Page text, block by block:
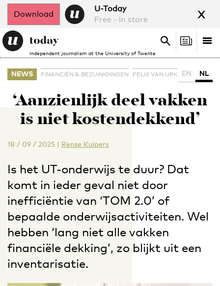
Download
U-Today
Free - in store
x
Independent journalism at the University of Twente
Search
Search
NEWS FINANCIËN & BEZUINIGINGEN FELIX VAN URK EN NL
‘Aanzienlijk deel vakken
is niet kostendekkend’
18 / 09 / 2025 | Rense Kuipers
Is het UT-onderwijs te duur? Dat
komt in ieder geval niet door
inefficiëntie van ‘TOM 2.0’ of
bepaalde onderwijsactiviteiten. Wel
hebben ‘lang niet alle vakken
financiële dekking’, zo blijkt uit een
inventarisatie.